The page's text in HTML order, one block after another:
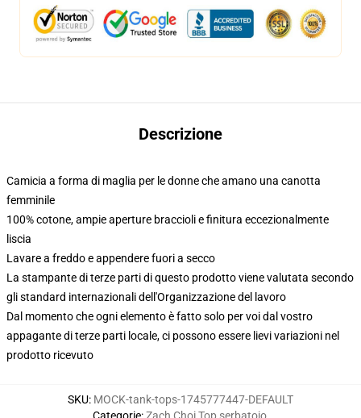
Descrizione
Camicia a forma di maglia per le donne che amano una canotta
femminile
100% cotone, ampie aperture braccioli e finitura eccezionalmente
liscia
Lavare a freddo e appendere fuori a secco
La stampante di terze parti di questo prodotto viene valutata secondo
gli standard internazionali dell'Organizzazione del lavoro
Dal momento che ogni elemento è fatto solo per voi dal vostro
appagante di terze parti locale, ci possono essere lievi variazioni nel
prodotto ricevuto
SKU: MOCK-tank-tops-1745777447-DEFAULT